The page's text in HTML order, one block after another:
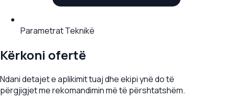
Parametrat Teknikë
Kërkoni ofertë
Ndani detajet e aplikimit tuaj dhe ekipi ynë do të
përgjigjet me rekomandimin më të përshtatshëm.